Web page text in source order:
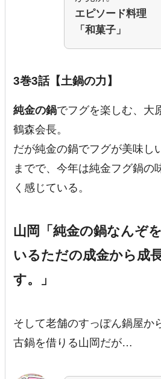
エピソード料理
「和菓子」
3巻3話【土鍋の力】
純金の鍋でフグを楽しむ、大
鶴森会長。
だが純金の鍋でフグが美味し
までで、今年は純金フグ鍋の
く感じている。
山岡「純金の鍋なんぞ
いるただの成金から成
す。」
そして老舗のすっぽん鍋屋か
古鍋を借りる山岡だが…